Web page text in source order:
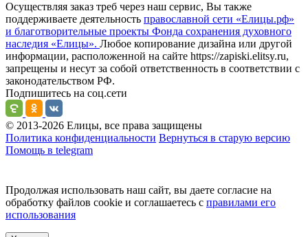
Осуществляя заказ треб через наш сервис, Вы также
поддерживаете деятельность православной сети «Елицы.рф»
и благотворительные проекты Фонда сохранения духовного
наследия «Елицы». Любое копирование дизайна или другой
информации, расположенной на сайте https://zapiski.elitsy.ru,
запрещены и несут за собой ответственность в соответствии с
законодательством РФ.
Подпишитесь на соц.сети
© 2013-2026 Елицы, все права защищены
Политика конфиденциальности Вернуться в старую версию
Помощь в telegram
Продолжая использовать наш сайт, вы даете согласие на
обработку файлов cookie и соглашаетесь с правилами его
использования